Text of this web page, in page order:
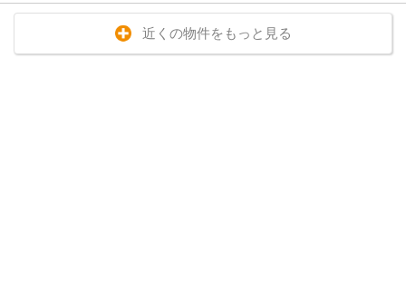
近くの物件をもっと見る